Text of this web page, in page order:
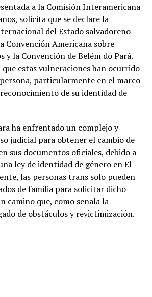
a la Comisión Interamericana
solicita que se declare la
del Estado salvadoreño
Convención Americana sobre
y la Convención de Belém do Pará.
estas vulneraciones han ocurrido
particularmente en el marco
de su identidad de
ha enfrentado un complejo y
judicial para obtener el cambio de
sus documentos oficiales, debido a
ley de identidad de género en El
las personas trans solo pueden
de familia para solicitar dicho
camino que, como señala la
de obstáculos y revictimización.